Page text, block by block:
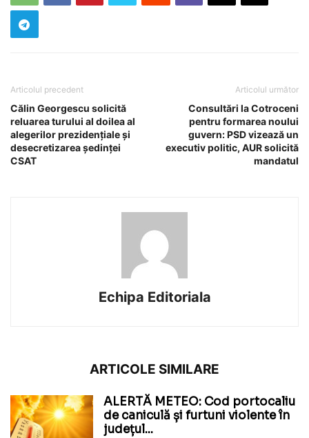
Articolul precedent
Călin Georgescu solicită
reluarea turului al doilea al
alegerilor prezidențiale și
desecretizarea ședinței
CSAT
Articolul următor
Consultări la Cotroceni
pentru formarea noului
guvern: PSD vizează un
executiv politic, AUR solicită
mandatul
Echipa Editoriala
ARTICOLE SIMILARE
ALERTĂ METEO: Cod portocaliu
de caniculă și furtuni violente în
județul...